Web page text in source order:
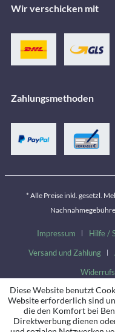
Wir verschicken mit
Zahlungsmethoden
* Alle Preise inkl. gesetzl.
Impressum Hilfe /
Versand und Zahlung
Diese Website benutzt
Website erforderlich sind
die den Komfort bei
Direktwerbung dienen